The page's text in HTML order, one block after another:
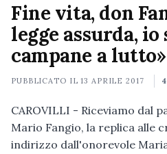
Fine vita, don
legge assurda,
campane a lutto»
PUBBLICATO IL13 APRILE 2017
CAROVILLI - Riceviamo dal
Mario Fangio, la replica alle
indirizzo dall'onorevole